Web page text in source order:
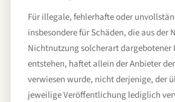
Für illegale, fehlerhafte oder
insbesondere für Schäden, die aus der
Nichtnutzung solcherart dargebotener
entstehen, haftet allein der Anbieter
verwiesen wurde, nicht derjenige, der
jeweilige Veröffentlichung lediglich